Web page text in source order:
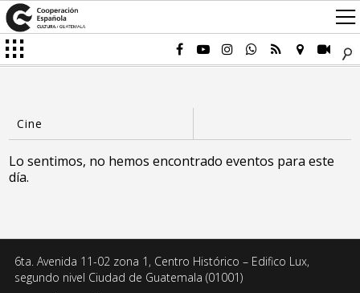
Lo sentimos, no hemos encontrado eventos para este
día.
6ta. Avenida 11-02 zona 1, Centro Histórico – Edifico Lux,
segundo nivel Ciudad de Guatemala (01001)